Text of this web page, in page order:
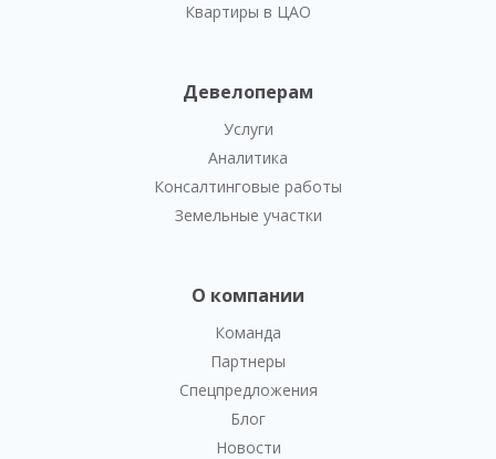
Квартиры в ЦАО
Девелоперам
Услуги
Аналитика
Консалтинговые работы
Земельные участки
О компании
Команда
Партнеры
Спецпредложения
Блог
Новости